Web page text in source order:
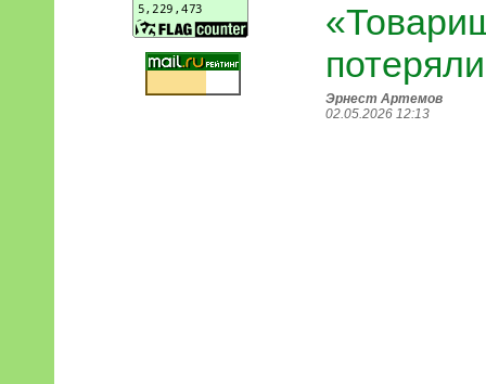
Эрнест Артемов
02.05.2026 12:13